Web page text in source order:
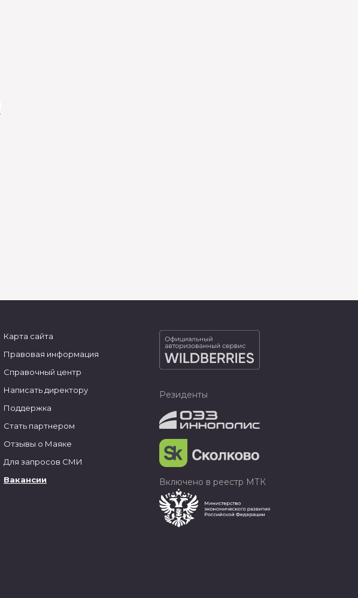
Карта сайта
Правовая информация
Справочный центр
Написать директору
Поддержка
Стать партнером
Отзывы о Маяке
Для запросов СМИ
Вакансии
Резиденты
Включено в реестр МТК